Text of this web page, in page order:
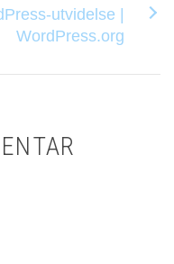
utvidelse |
WordPress.org